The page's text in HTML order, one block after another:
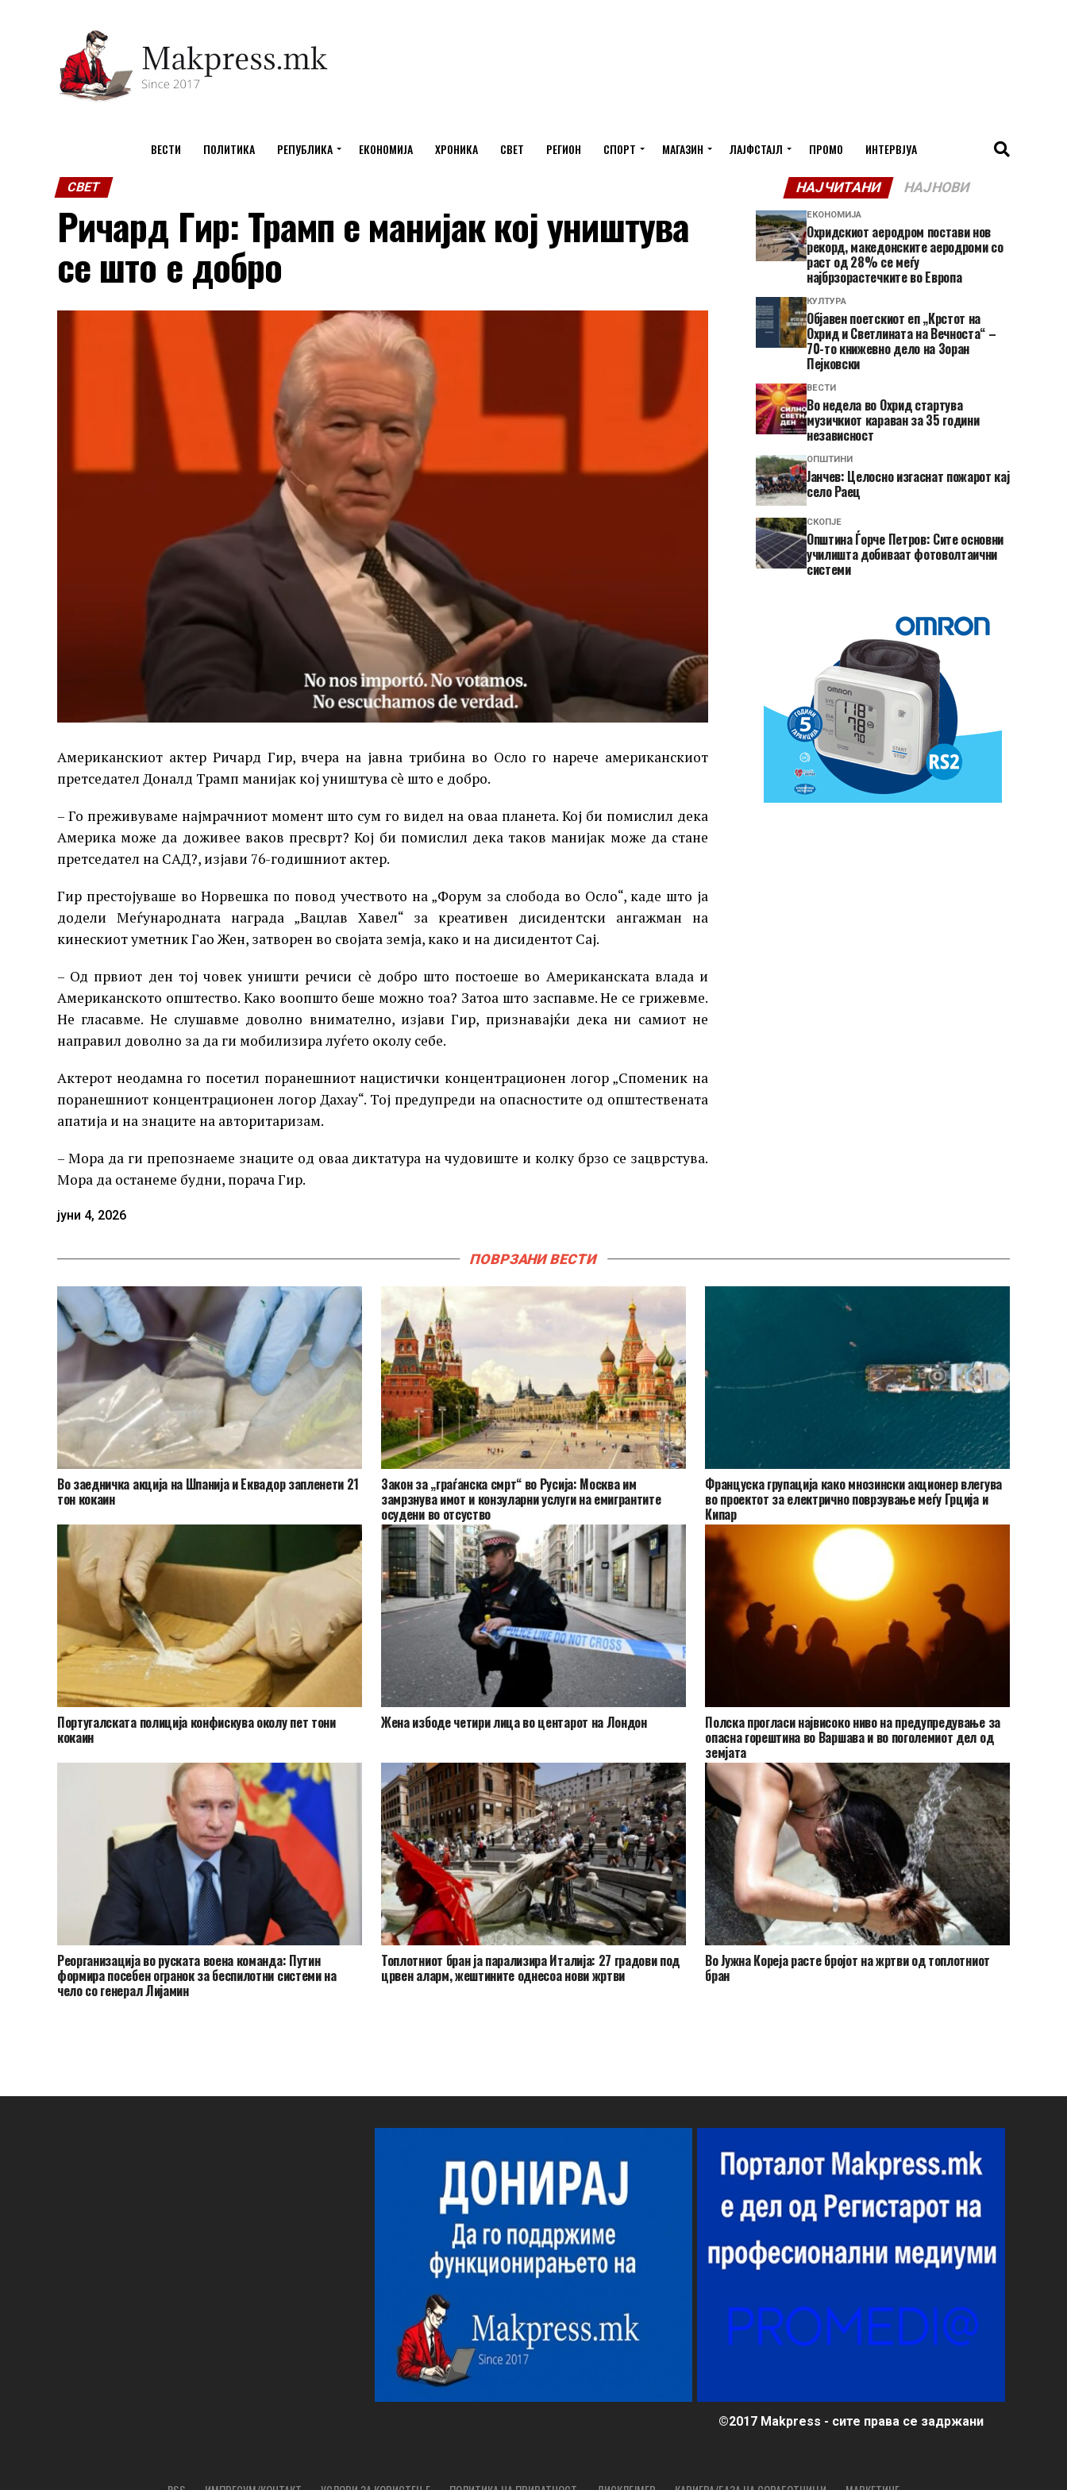
ВЕСТИ ПОЛИТИКА РЕПУБЛИКА ЕКОНОМИЈА ХРОНИКА СВЕТ РЕГИОН СПОРТ МАГАЗИН ЛАЈФСТАЈЛ ПРОМО ИНТЕРВЈУА
СВЕТ
Ричард Гир: Трамп е манијак кој уништува
се што е добро
Американскиот актер Ричард Гир, вчера на јавна трибина во Осло го нарече американскиот
претседател Доналд Трамп манијак кој уништува сè што е добро.
– Го преживуваме најмрачниот момент што сум го видел на оваа планета. Кој би помислил дека
Америка може да доживее ваков пресврт? Кој би помислил дека таков манијак може да стане
претседател на САД?, изјави 76-годишниот актер.
Гир престојуваше во Норвешка по повод учеството на „Форум за слобода во Осло“, каде што ја
додели Меѓународната награда „Вацлав Хавел“ за креативен дисидентски ангажман на
кинескиот уметник Гао Жен, затворен во својата земја, како и на дисидентот Сај.
– Од првиот ден тој човек уништи речиси сè добро што постоеше во Американската влада и
Американското општество. Како воопшто беше можно тоа? Затоа што заспавме. Не се грижевме.
Не гласавме. Не слушавме доволно внимателно, изјави Гир, признавајќи дека ни самиот не
направил доволно за да ги мобилизира луѓето околу себе.
Актерот неодамна го посетил поранешниот нацистички концентрационен логор „Споменик на
поранешниот концентрационен логор Дахау“. Тој предупреди на опасностите од општествената
апатија и на знаците на авторитаризам.
– Мора да ги препознаеме знаците од оваа диктатура на чудовиште и колку брзо се зацврстува.
Мора да останеме будни, порача Гир.
јуни 4, 2026
НАЈЧИТАНИ НАЈНОВИ
ЕКОНОМИЈА
Охридскиот аеродром постави нов
рекорд, македонските аеродроми со
раст од 28% се меѓу
најбрзорастечките во Европа
КУЛТУРА
Објавен поетскиот еп „Крстот на
Охрид и Светлината на Вечноста“ –
70-то книжевно дело на Зоран
Пејковски
ВЕСТИ
Во недела во Охрид стартува
музичкиот караван за 35 години
независност
ОПШТИНИ
Јанчев: Целосно изгаснат пожарот кај
село Раец
СКОПЈЕ
Општина Ѓорче Петров: Сите основни
училишта добиваат фотоволтаични
системи
ПОВРЗАНИ ВЕСТИ
Во заедничка акција на Шпанија и Еквадор запленети 21
тон кокаин
Закон за „граѓанска смрт“ во Русија: Москва им
замрзнува имот и конзуларни услуги на емигрантите
осудени во отсуство
Француска групација како мнозински акционер влегува
во проектот за електрично поврзување меѓу Грција и
Кипар
Португалската полиција конфискува околу пет тони
кокаин
Жена избоде четири лица во центарот на Лондон Полска прогласи највисоко ниво на предупредување за
опасна горештина во Варшава и во поголемиот дел од
земјата
Реорганизација во руската воена команда: Путин
формира посебен огранок за беспилотни системи на
чело со генерал Лијамин
Топлотниот бран ја парализира Италија: 27 градови под
црвен аларм, жештините однесоа нови жртви
Во Јужна Кореја расте бројот на жртви од топлотниот
бран
©2017 Makpress - сите права се задржани